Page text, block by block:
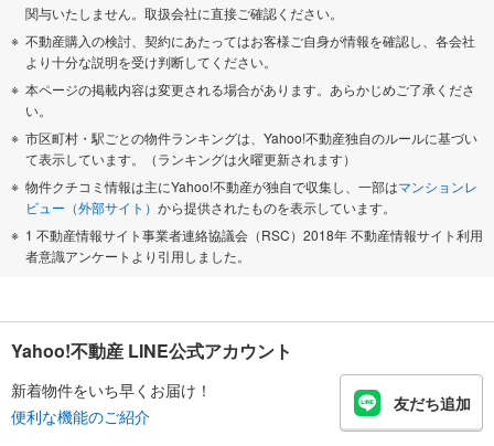
関与いたしません。取扱会社に直接ご確認ください。
不動産購入の検討、契約にあたってはお客様ご自身が情報を確認し、各会社
より十分な説明を受け判断してください。
本ページの掲載内容は変更される場合があります。あらかじめご了承くださ
い。
市区町村・駅ごとの物件ランキングは、Yahoo!不動産独自のルールに基づい
て表示しています。（ランキングは火曜更新されます）
物件クチコミ情報は主にYahoo!不動産が独自で収集し、一部はマンションレ
ビュー（外部サイト） から提供されたものを表示しています。
1 不動産情報サイト事業者連絡協議会（RSC）2018年 不動産情報サイト利用
者意識アンケートより引用しました。
Yahoo!不動産 LINE公式アカウント
新着物件をいち早くお届け！
便利な機能のご紹介
友だち追加